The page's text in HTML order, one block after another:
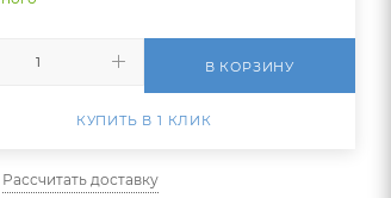
В КОРЗИНУ
КУПИТЬ В 1 КЛИК
Рассчитать доставку